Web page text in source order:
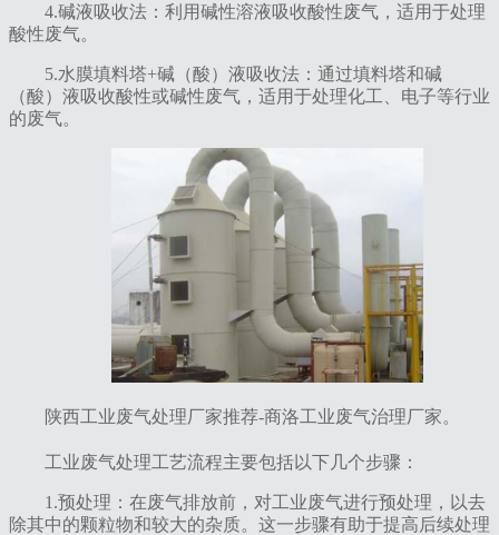
4‌.碱液吸收法‌：利用碱性溶液吸收酸性废气，适用于处理
酸性废气。
5‌.水膜填料塔+碱（酸）液吸收法‌：通过填料塔和碱
（酸）液吸收酸性或碱性废气，适用于处理化工、电子等行业
的废气。
陕西工业废气处理厂家推荐-商洛工业废气治理厂家。
工业废气处理工艺流程主要包括以下几个步骤‌：‌
1‌.预处理‌：在废气排放前，对工业废气进行预处理，以去
除其中的颗粒物和较大的杂质。这一步骤有助于提高后续处理